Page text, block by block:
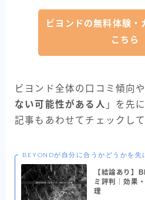
ビヨンドの無料体験・
こちら
ビヨンド全体の口コミ傾向
ない可能性がある人 」を先
記事もあわせてチェックし
BEYONDが自分に合うかどうかを先
【結論あり】
ミ評判｜効果
理